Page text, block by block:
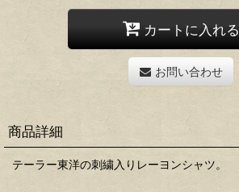
カートに入れる
お問い合わせ
商品詳細
テーラー東洋の刺繍入りレーヨンシャツ。